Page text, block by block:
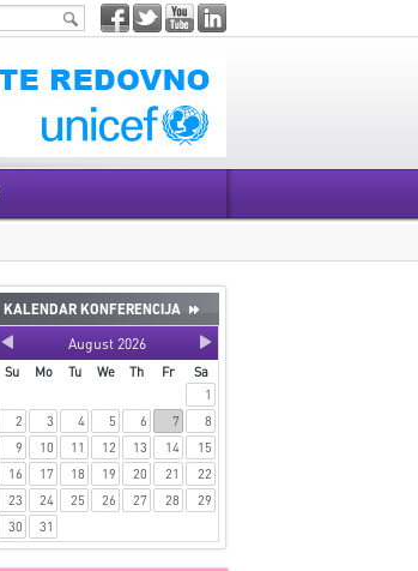
KALENDAR KONFERENCIJA
August 2026
Su Mo Tu We Th Fr
Sa
1
2
3 4 5 6 7
8
9
10 11 12 13 14
15
16
17 18 19 20 21
22
23
24 25 26 27 28
29
30
31